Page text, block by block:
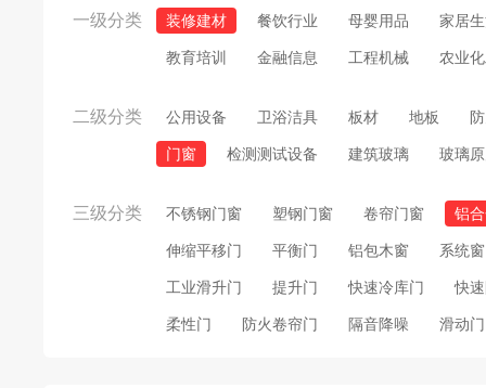
一级分类 装修建材 餐饮行业 母婴用品 家居
教育培训 金融信息 工程机械 农业
二级分类 公用设备 卫浴洁具 板材 地板
门窗 检测测试设备 建筑玻璃 玻璃
三级分类 不锈钢门窗 塑钢门窗 卷帘门窗 铝
伸缩平移门 平衡门 铝包木窗 系统窗
工业滑升门 提升门 快速冷库门 快
柔性门 防火卷帘门 隔音降噪 滑动门